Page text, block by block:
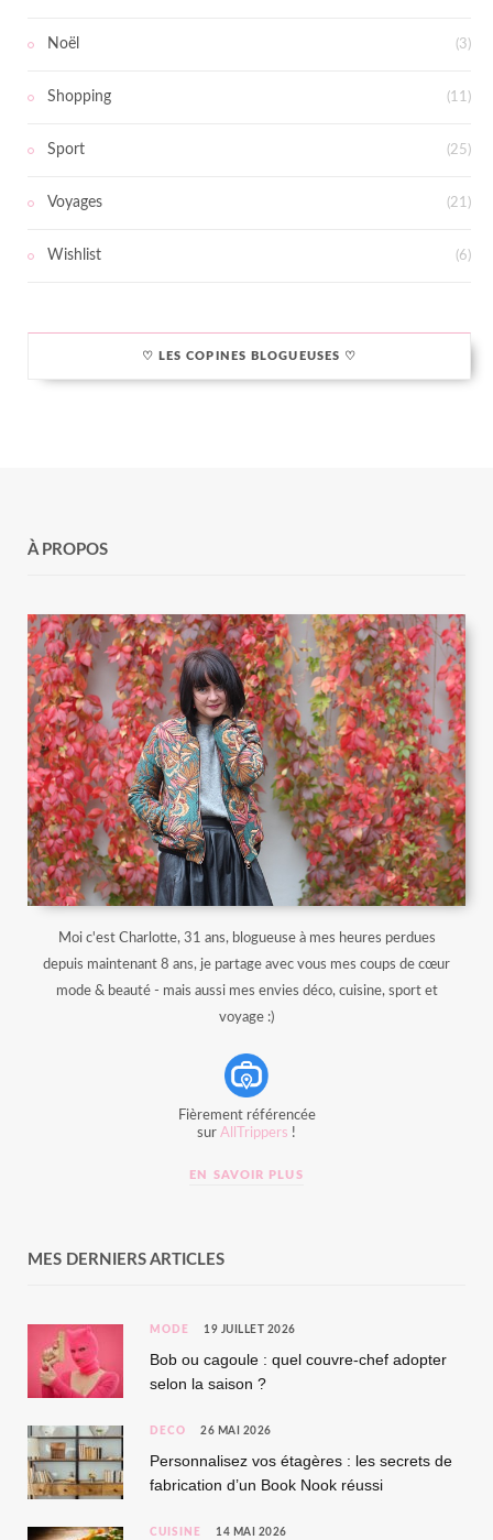
Noël (3)
Shopping (11)
Sport (25)
Voyages (21)
Wishlist (6)
♡ LES COPINES BLOGUEUSES ♡
À PROPOS
Moi c'est Charlotte, 31 ans, blogueuse à mes heures perdues
depuis maintenant 8 ans, je partage avec vous mes coups de cœur
mode & beauté - mais aussi mes envies déco, cuisine, sport et
voyage :)
Fièrement référencée
sur AllTrippers !
EN SAVOIR PLUS
MES DERNIERS ARTICLES
MODE 19 JUILLET 2026
Bob ou cagoule : quel couvre-chef adopter
selon la saison ?
DÉCO 26 MAI 2026
Personnalisez vos étagères : les secrets de
fabrication d’un Book Nook réussi
CUISINE 14 MAI 2026